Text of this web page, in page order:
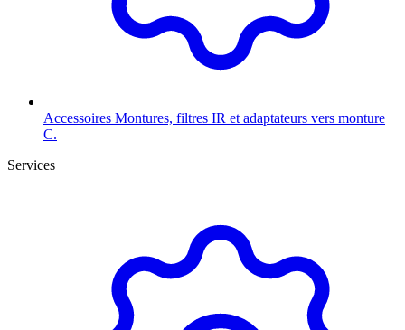
Accessoires Montures, filtres IR et adaptateurs vers monture
C.
Services